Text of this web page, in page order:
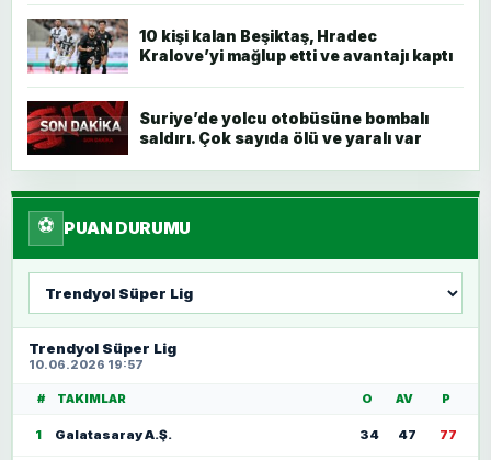
10 kişi kalan Beşiktaş, Hradec
Kralove’yi mağlup etti ve avantajı kaptı
Suriye’de yolcu otobüsüne bombalı
saldırı. Çok sayıda ölü ve yaralı var
⚽ PUAN DURUMU
seç
Trendyol Süper Lig
10.06.2026 19:57
# TAKIMLAR O AV P
1 Galatasaray A.Ş. 34 47 77